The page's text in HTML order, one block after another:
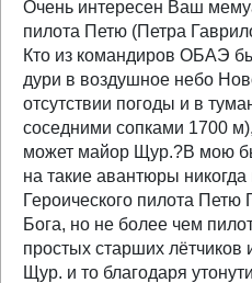
Очень интересен Ваш
пилота Петю (Петра
Кто из командиров ОБАЭ
дури в воздушное небо
отсутствии погоды и в
соседними сопками 1700
может майор Щур.?В мою
на такие авантюры
Героического пилота Петю
Бога, но не более чем
простых старших
Щур. и то благодаря